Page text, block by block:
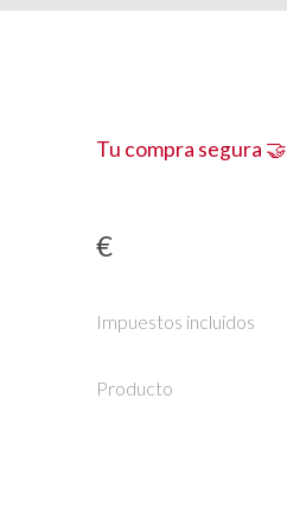
Tu compra segura 🤝
€
Impuestos incluidos
Producto